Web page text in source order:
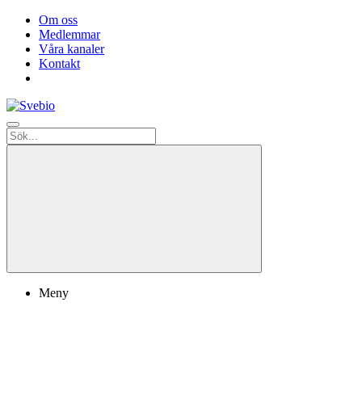
Om oss
Medlemmar
Våra kanaler
Kontakt
Meny